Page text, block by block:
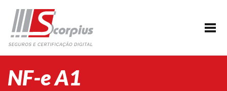
HOME
EMPRESA
AGENDAMENTO
NF-e A1